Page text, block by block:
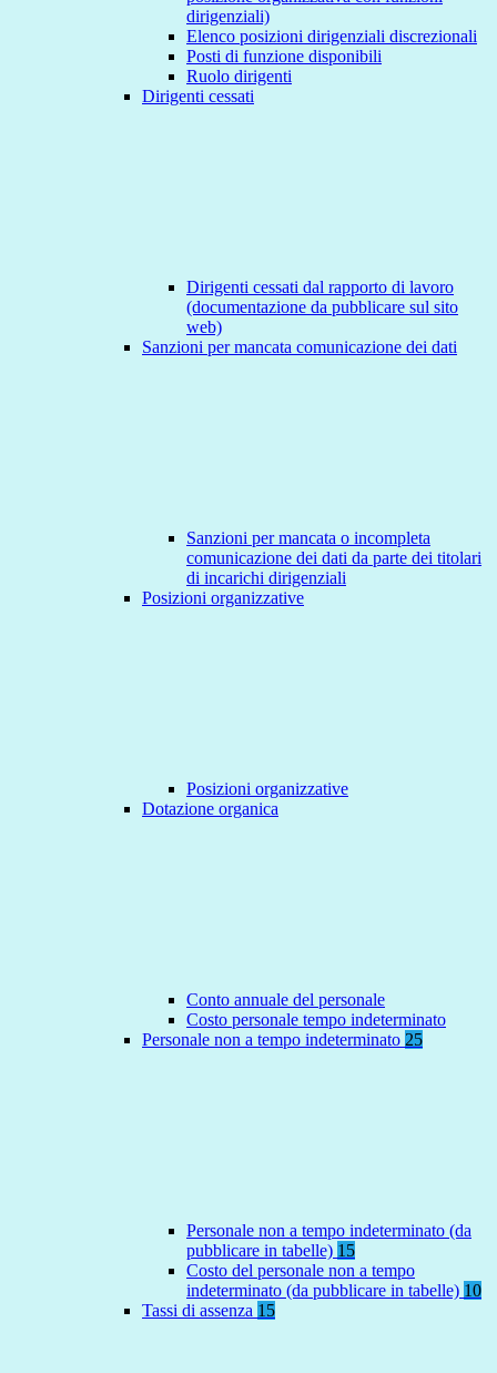
dirigenziali)
Elenco posizioni dirigenziali discrezionali
Posti di funzione disponibili
Ruolo dirigenti
Dirigenti cessati
Dirigenti cessati dal rapporto di lavoro
(documentazione da pubblicare sul sito
web)
Sanzioni per mancata comunicazione dei dati
Sanzioni per mancata o incompleta
comunicazione dei dati da parte dei titolari
di incarichi dirigenziali
Posizioni organizzative
Posizioni organizzative
Dotazione organica
Conto annuale del personale
Costo personale tempo indeterminato
Personale non a tempo indeterminato 25
Personale non a tempo indeterminato (da
pubblicare in tabelle) 15
Costo del personale non a tempo
indeterminato (da pubblicare in tabelle) 10
Tassi di assenza 15